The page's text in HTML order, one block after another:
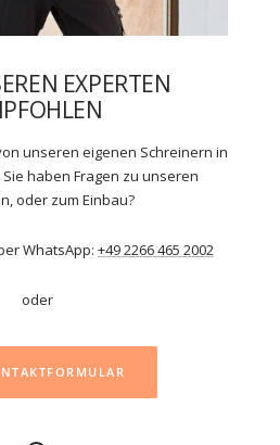
EXPERTEN
unseren eigenen Schreinern in
haben Fragen zu unseren
oder zum Einbau?
WhatsApp: +49 2266 465 2002
oder